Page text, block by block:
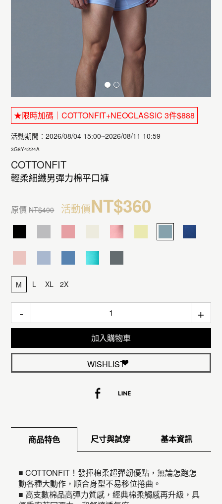
★限時加碼｜COTTONFIT+NEOCLASSIC 3件$888
活動期間：2026/08/04 15:00~2026/08/11 10:59
3G8Y4224A
COTTONFIT
輕柔細纖男彈力棉平口褲
原價NT$400 活動價NT$360
M L XL 2X
- +
加入購物車
WISHLIST
商品特色 尺寸與試穿 基本資訊
■ COTTONFIT！發揮棉柔超彈韌優點，無論怎跑怎
動各種大動作，順合身型不易移位捲曲。
■ 高支數棉品高彈力質感，經典棉柔觸感再升級，具